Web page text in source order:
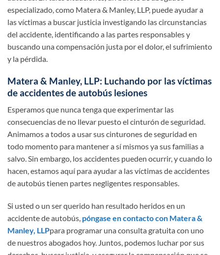
especializado, como Matera & Manley, LLP, puede ayudar a
las víctimas a buscar justicia investigando las circunstancias
del accidente, identificando a las partes responsables y
buscando una compensación justa por el dolor, el sufrimiento
y la pérdida.
Matera & Manley, LLP: Luchando por las víctimas
de accidentes de autobús lesiones
Esperamos que nunca tenga que experimentar las
consecuencias de no llevar puesto el cinturón de seguridad.
Animamos a todos a usar sus cinturones de seguridad en
todo momento para mantener a sí mismos ya sus familias a
salvo. Sin embargo, los accidentes pueden ocurrir, y cuando lo
hacen, estamos aquí para ayudar a las víctimas de accidentes
de autobús tienen partes negligentes responsables.
Si usted o un ser querido han resultado heridos en un
accidente de autobús, póngase en contacto con Matera &
Manley, LLPpara programar una consulta gratuita con uno
de nuestros abogados hoy. Juntos, podemos luchar por sus